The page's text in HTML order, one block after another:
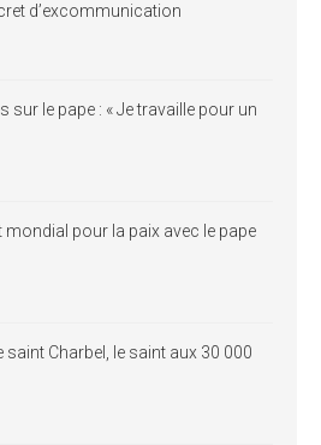
d’excommunication
sur le pape : « Je travaille pour un
mondial pour la paix avec le pape
saint Charbel, le saint aux 30 000